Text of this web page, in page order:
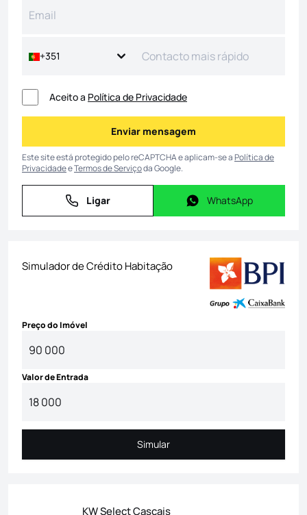
+351
Aceito a Política de Privacidade
Enviar mensagem
Enviar mensagem
Este site está protegido pelo reCAPTCHA e aplicam-se aPolítica de
PrivacidadeeTermos de Serviçoda Google.
Ligar
Ligar WhatsApp
WhatsApp
Simulador de Crédito Habitação
Preço do Imóvel
Valor de Entrada
Simular
Simular
KW Select Cascais